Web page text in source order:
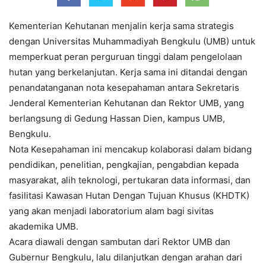
Kementerian Kehutanan menjalin kerja sama strategis
dengan Universitas Muhammadiyah Bengkulu (UMB) untuk
memperkuat peran perguruan tinggi dalam pengelolaan
hutan yang berkelanjutan. Kerja sama ini ditandai dengan
penandatanganan nota kesepahaman antara Sekretaris
Jenderal Kementerian Kehutanan dan Rektor UMB, yang
berlangsung di Gedung Hassan Dien, kampus UMB,
Bengkulu.
Nota Kesepahaman ini mencakup kolaborasi dalam bidang
pendidikan, penelitian, pengkajian, pengabdian kepada
masyarakat, alih teknologi, pertukaran data informasi, dan
fasilitasi Kawasan Hutan Dengan Tujuan Khusus (KHDTK)
yang akan menjadi laboratorium alam bagi sivitas
akademika UMB.
Acara diawali dengan sambutan dari Rektor UMB dan
Gubernur Bengkulu, lalu dilanjutkan dengan arahan dari